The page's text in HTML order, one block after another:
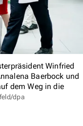
Winfried
Baerbock und
dem Weg in die
dpa